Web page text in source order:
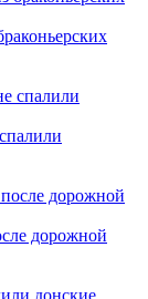
дорожной